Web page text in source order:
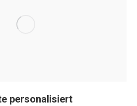
personalisiert